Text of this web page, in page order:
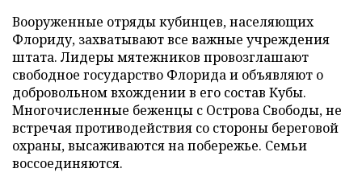
Вооруженные отряды кубинцев, населяющих
Флориду, захватывают все важные учреждения
штата. Лидеры мятежников провозглашают
свободное государство Флорида и объявляют о
добровольном вхождении в его состав Кубы.
Многочисленные беженцы с Острова Свободы, не
встречая противодействия со стороны береговой
охраны, высаживаются на побережье. Семьи
воссоединяются.